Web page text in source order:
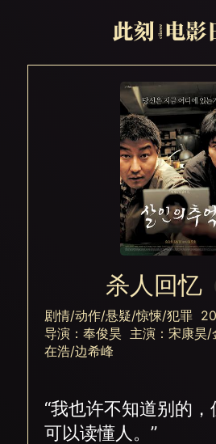
杀人回忆
剧情/动作/悬疑/惊悚/犯罪
导演：奉俊昊 主演：宋康昊/
在浩/边希峰
“我也许不知道别的
可以读懂人。”